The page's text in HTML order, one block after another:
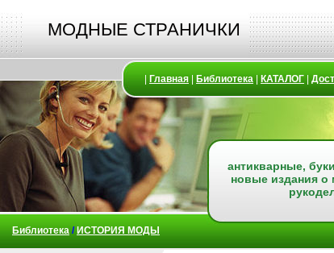
МОДНЫЕ СТРАНИЧКИ
Главная Библиотека КАТАЛОГ
антикварные,
новые издания о
Библиотека / ИСТОРИЯ МОДЫ